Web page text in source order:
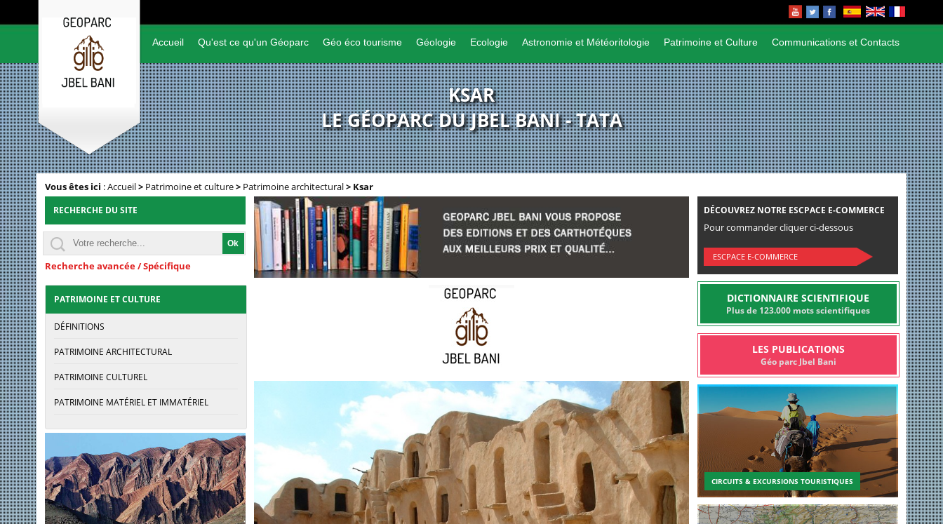
Accueil Qu'est ce qu'un Géoparc Géo éco tourisme Géologie Ecologie Astronomie et Météoritologie Patrimoine et Culture Communications et Contacts
KSAR
LE GÉOPARC DU JBEL BANI - TATA
Vous êtes ici :Accueil> Patrimoine et culture> Patrimoine architectural> Ksar
RECHERCHE DU SITE
Recherche avancée / Spécifique
PATRIMOINE ET CULTURE
DÉFINITIONS
PATRIMOINE ARCHITECTURAL
PATRIMOINE CULTUREL
PATRIMOINE MATÉRIEL ET IMMATÉRIEL
DÉCOUVREZ NOTRE ESCPACE E-COMMERCE
Pour commander cliquer ci-dessous
ESCPACE E-COMMERCE
DICTIONNAIRE SCIENTIFIQUE
Plus de 123.000 mots scientifiques
LES PUBLICATIONS
Géo parc Jbel Bani
CIRCUITS & EXCURSIONS TOURISTIQUES